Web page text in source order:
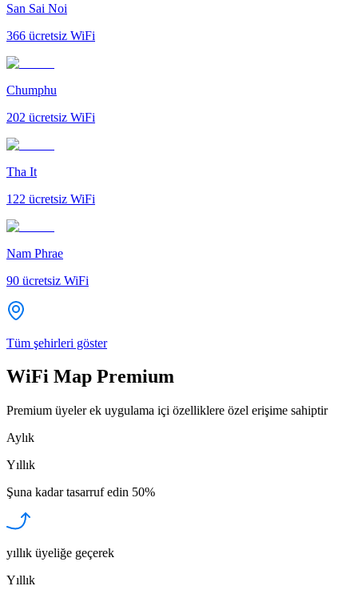
San Sai Noi
366 ücretsiz WiFi
Chumphu
202 ücretsiz WiFi
Tha It
122 ücretsiz WiFi
Nam Phrae
90 ücretsiz WiFi
Tüm şehirleri göster
WiFi Map Premium
Premium üyeler ek uygulama içi özelliklere özel erişime sahiptir
Aylık
Yıllık
Şuna kadar tasarruf edin 50%
yıllık üyeliğe geçerek
Yıllık